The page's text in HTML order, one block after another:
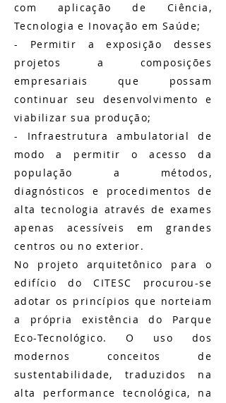
com aplicação de Ciência,
Tecnologia e Inovação em Saúde;
- Permitir a exposição desses
projetos a composições
empresariais que possam
continuar seu desenvolvimento e
viabilizar sua produção;
- Infraestrutura ambulatorial de
modo a permitir o acesso da
população a métodos,
diagnósticos e procedimentos de
alta tecnologia através de exames
apenas acessíveis em grandes
centros ou no exterior.
No projeto arquitetônico para o
edifício do CITESC procurou-se
adotar os princípios que norteiam
a própria existência do Parque
Eco-Tecnológico. O uso dos
modernos conceitos de
sustentabilidade, traduzidos na
alta performance tecnológica, na